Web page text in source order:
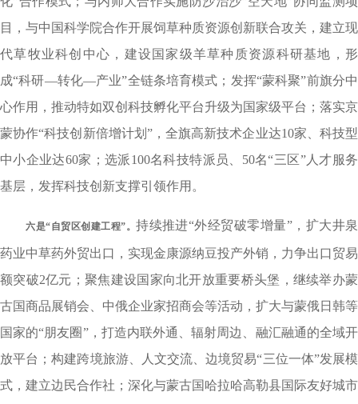
目，与中国科学院合作开展饲草种质资源创新联合攻关，建立现
代草牧业科创中心，建设国家级羊草种质资源科研基地，形
成“科研—转化—产业”全链条培育模式；发挥“蒙科聚”前旗分中
心作用，推动特如双创科技孵化平台升级为国家级平台；落实京
蒙协作“科技创新倍增计划”，全旗高新技术企业达10家、科技型
中小企业达60家；选派100名科技特派员、50名“三区”人才服务
基层，发挥科技创新支撑引领作用。
六是“自贸区创建工程”。持续推进“外经贸破零增量”，扩大井泉
药业中草药外贸出口，实现金康源纳豆投产外销，力争出口贸易
额突破2亿元；聚焦建设国家向北开放重要桥头堡，继续举办蒙
古国商品展销会、中俄企业家招商会等活动，扩大与蒙俄日韩等
国家的“朋友圈”，打造内联外通、辐射周边、融汇融通的全域开
放平台；构建跨境旅游、人文交流、边境贸易“三位一体”发展模
式，建立边民合作社；深化与蒙古国哈拉哈高勒县国际友好城市